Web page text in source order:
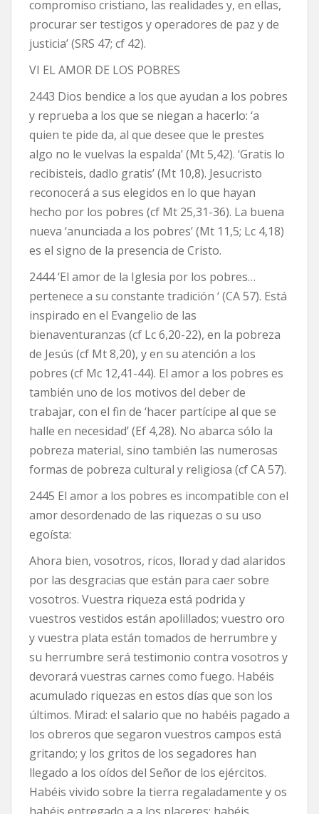
compromiso cristiano, las realidades y, en ellas,
procurar ser testigos y operadores de paz y de
justicia’ (SRS 47; cf 42).
VI EL AMOR DE LOS POBRES
2443 Dios bendice a los que ayudan a los pobres
y reprueba a los que se niegan a hacerlo: ‘a
quien te pide da, al que desee que le prestes
algo no le vuelvas la espalda’ (Mt 5,42). ‘Gratis lo
recibisteis, dadlo gratis’ (Mt 10,8). Jesucristo
reconocerá a sus elegidos en lo que hayan
hecho por los pobres (cf Mt 25,31-36). La buena
nueva ‘anunciada a los pobres’ (Mt 11,5; Lc 4,18)
es el signo de la presencia de Cristo.
2444 ‘El amor de la Iglesia por los pobres…
pertenece a su constante tradición ‘ (CA 57). Está
inspirado en el Evangelio de las
bienaventuranzas (cf Lc 6,20-22), en la pobreza
de Jesús (cf Mt 8,20), y en su atención a los
pobres (cf Mc 12,41-44). El amor a los pobres es
también uno de los motivos del deber de
trabajar, con el fin de ‘hacer partícipe al que se
halle en necesidad’ (Ef 4,28). No abarca sólo la
pobreza material, sino también las numerosas
formas de pobreza cultural y religiosa (cf CA 57).
2445 El amor a los pobres es incompatible con el
amor desordenado de las riquezas o su uso
egoísta:
Ahora bien, vosotros, ricos, llorad y dad alaridos
por las desgracias que están para caer sobre
vosotros. Vuestra riqueza está podrida y
vuestros vestidos están apolillados; vuestro oro
y vuestra plata están tomados de herrumbre y
su herrumbre será testimonio contra vosotros y
devorará vuestras carnes como fuego. Habéis
acumulado riquezas en estos días que son los
últimos. Mirad: el salario que no habéis pagado a
los obreros que segaron vuestros campos está
gritando; y los gritos de los segadores han
llegado a los oídos del Señor de los ejércitos.
Habéis vivido sobre la tierra regaladamente y os